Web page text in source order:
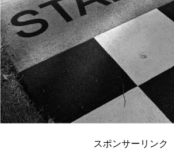
スポンサーリンク